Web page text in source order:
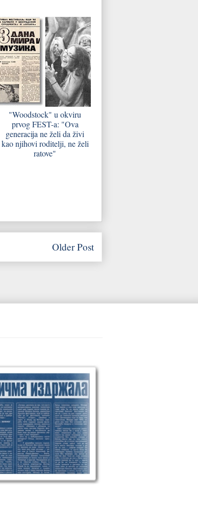
"Woodstock" u okviru
prvog FEST-a: "Ova
generacija ne želi da živi
kao njihovi roditelji, ne želi
ratove"
Older Post